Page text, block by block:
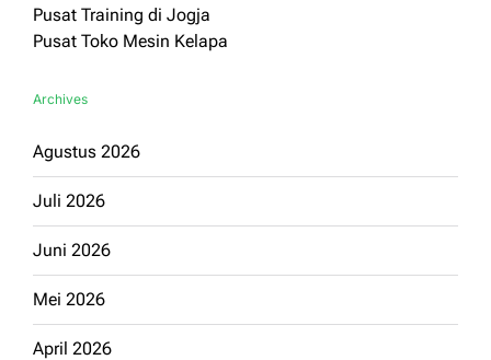
Pusat Training di Jogja
Pusat Toko Mesin Kelapa
Archives
Agustus 2026
Juli 2026
Juni 2026
Mei 2026
April 2026